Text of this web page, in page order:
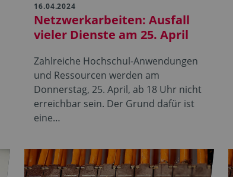
16.04.2024
Netzwerkarbeiten: Ausfall
vieler Dienste am 25. April
Zahlreiche Hochschul-Anwendungen
und Ressourcen werden am
Donnerstag, 25. April, ab 18 Uhr nicht
erreichbar sein. Der Grund dafür ist
eine…